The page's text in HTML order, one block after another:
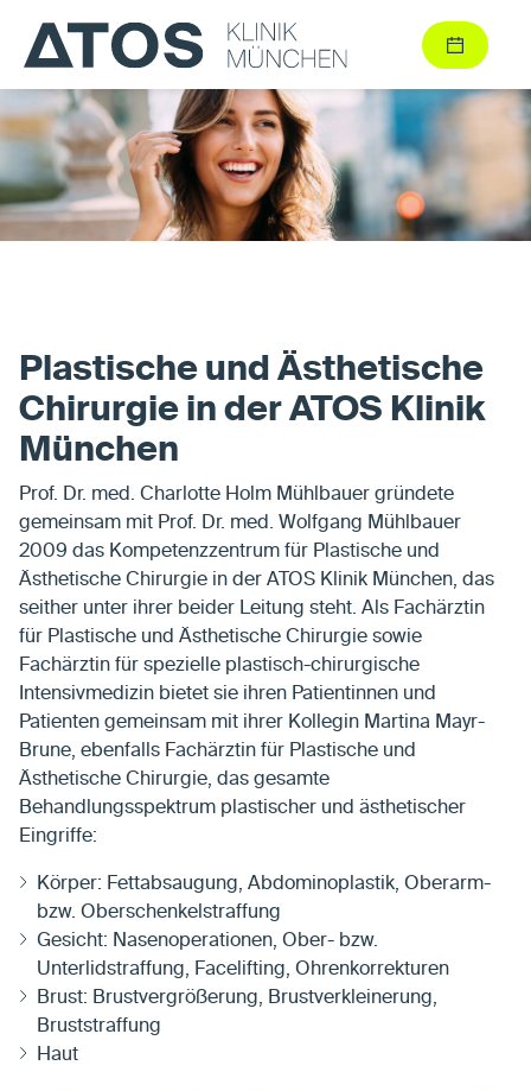
Plastische und Ästhetische
Chirurgie in der ATOS Klinik
München
Prof. Dr. med. Charlotte Holm Mühlbauer gründete
gemeinsam mit Prof. Dr. med. Wolfgang Mühlbauer
2009 das Kompetenzzentrum für Plastische und
Ästhetische Chirurgie in der ATOS Klinik München, das
seither unter ihrer beider Leitung steht. Als Fachärztin
für Plastische und Ästhetische Chirurgie sowie
Fachärztin für spezielle plastisch-chirurgische
Intensivmedizin bietet sie ihren Patientinnen und
Patienten gemeinsam mit ihrer Kollegin Martina Mayr-
Brune, ebenfalls Fachärztin für Plastische und
Ästhetische Chirurgie, das gesamte
Behandlungsspektrum plastischer und ästhetischer
Eingriffe:
Körper: Fettabsaugung, Abdominoplastik, Oberarm-
bzw. Oberschenkelstraffung
Gesicht: Nasenoperationen, Ober- bzw.
Unterlidstraffung, Facelifting, Ohrenkorrekturen
Brust: Brustvergrößerung, Brustverkleinerung,
Bruststraffung
Haut